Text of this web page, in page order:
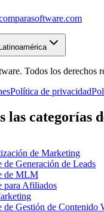
Latinoamérica
Todos los derechos
Política de privacidad
las categorías
de Marketing
de Generación de Leads
de MLM
para Afiliados
de Gestión de Contenido